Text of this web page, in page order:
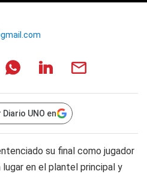
UNO en
su final como jugador
en el plantel principal y